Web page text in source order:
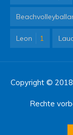
Leon 1
Copyright ©
Rechte